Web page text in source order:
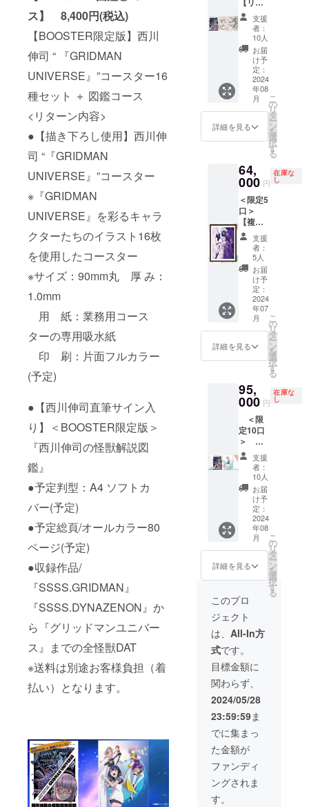
ス】 8,400円(税込)
【BOOSTER限定版】西川
伸司 “ 『GRIDMAN
UNIVERSE』”コースター16
種セット ＋ 図鑑コース
<リターン内容>
●【描き下ろし使用】西川伸
司 “『GRIDMAN
UNIVERSE』”コースター
※『GRIDMAN
UNIVERSE』を彩るキャラ
クターたちのイラスト16枚
を使用したコースター
※サイズ：90mm丸 厚 み：
1.0mm
用 紙：業務用コース
ターの専用吸水紙
印 刷：片面フルカラー
(予定)
●【西川伸司直筆サイン入
り】＜BOOSTER限定版＞
『西川伸司の怪獣解説図
鑑』
●予定判型：A4 ソフトカ
バー(予定)
●予定総頁/オールカラー80
ページ(予定)
●収録作品/
『SSSS.GRIDMAN』
『SSSS.DYNAZENON』か
ら『グリッドマンユニバー
ス』までの全怪獣DAT
※送料は別途お客様負担（着
払い）となります。
税込と
なりま
す。 ※
送料は
別途お
客様負
担（着
払い）
となり
ます。
は、イ
メージ
594× W
約
420mm
)／（額
寸法）
B2サイ
ズ(H約
728 × W
515mm
は版権
元に帰
※2024
年7月下
旬頃の
お届け
となり
ます。
※価格は
税込と
なりま
す。 ※
送料は
別途お
客様負
担（着
払い）
ます。
※画像
メージ
です。
原画
『SSSS
.DYNAZ
ENON
』「２
代目
× ブル
バイ
ン」 ※
複製原
いて ・
サイ
柄）A2
サイズ
(H約
594× W
約
420mm
)／（額
寸法）
B2サイ
ズ(H約
728 × W
515mm
) ※版権
は版権
属しま
す。
旬頃の
お届け
となり
ます。
※価格は
税込と
なりま
す。 ※
送料は
別途お
客様負
担（着
払い）
となり
ます。
は、イ
メージ
ます。
＜リ
ターン
内容＞
●「西川
伸司直
筆サイ
ン入り
＆製造
証明書
付」描
き下ろ
リッド
マン ユ
ニバー
ス』
「アカ
ネ&アレ
クシ
ス・ケ
イヴ
2024」
※絵柄：
A2サイ
ズ(H約
594× W
420mm
)／額寸
法：B2
728 × W
約
515mm
) ●【西
川伸司
直筆サ
イン入
り】＜
BOOST
ER限定
版＞
『西川
伸司の
怪獣解
説図
予定判
型：A4
カバー
(予定)
●予定総
頁/オー
ルカ
ラー80
ページ
(予定) ●
収録作
品/
『SSSS
.GRIDM
AN』
『SSSS
.DYNAZ
ENON
』から
『グ
ラス
ト“アカ
ネ&アレ
クシ
ス・ケ
リヴ
2024”
ポス
ター』
と『西
川伸司
の怪獣
コース
です。
<リター
ン内容>
●【描き
下ろし
使用】
西川伸
司 “アカ
ネ&アレ
クシ
ス・ケ
リヴ
2024”B
2ポス
ター
●【西川
り】＜
BOOST
版＞
『西川
伸司の
怪獣解
説図
鑑』 ※
ポス
ターに
ついて
・作品
展用に
描き下
イラス
トを使
B2ポス
ター ・
判型：
B2・用
コート
菊版
135kg(
予定)
※図鑑に
ついて
・予定
判型：
A4 ソフ
トカ
バー ・
予定総
頁/オー
エスト
原画 ＋
図鑑①
コー
ス】
本プロ
ジェク
トだか
ら実現
するあ
なただ
けのリ
クエス
が登
場！ 西
川伸司
の直筆
による
「パー
トカ
ラーイ
ラスト
原画」
と『西
川伸司
の怪獣
解説図
鑑』の
セット
コース
内容＞
●【リク
エスト
可】西
川伸司
パート
カラー
イラス
ト原画
●【西川
伸司直
筆サイ
ン入
り】＜
BOOST
ER限定
版＞
怪獣解
鑑』 ※
西川伸
司パー
トカ
ラーイ
ラスト
原画 に
ついて
トカ
ラーイ
ラスト
原画 ：
リクエ
ストで
描く怪
支援
者：
10人
お届
け予
定：
2024
年08
月
詳細を見る
こ
の
リ
タ
ー
ン
を
選
択
す
る
64,
000 円
在庫な
し
＜限定5
口＞
【複製
原画
コース
B】 西
川伸司
による
作品展
用描き
下ろし
イラス
ト『グ
リッド
マン ユ
ニバー
カネ&ア
レクシ
ス・ケ
リヴ
2024”
を
BOOST
ER限定
で複製
原画と
して完
全受注
生産が
決定！
入手出
来るの
は今回
ファン
ディン
グのみ
となり
ます。
＜リ
ターン
内容＞
●＜西川
伸司直
筆サイ
ン入り
＆製造
証明書
付＞描
き下ろ
し複製
原画
支援
者：
5人
お届
け予
定：
2024
年07
月
詳細を見る
こ
の
リ
タ
ー
ン
を
選
択
す
る
95,
000 円
在庫な
し
＜限
定10口
＞
【リク
エスト
原画 ＋
図鑑②
コー
ス】 本
プロ
ジェク
トだか
ら実現
するあ
なただ
けのリ
クエス
ト原画
が登
場！西
川伸司
の直筆
による
「西川
伸司直
筆カ
ラーイ
ラスト
原画」
と『西
川伸司
の怪獣
解説図
鑑』の
支援
者：
10人
お届
け予
定：
2024
年08
月
詳細を見る
こ
の
リ
タ
ー
ン
を
選
択
す
る
このプロ
ジェクト
は、 All-In方
式です。
目標金額に
関わらず、
2024/05/28
23:59:59ま
でに集まっ
た金額が
ファンディ
ングされま
す。